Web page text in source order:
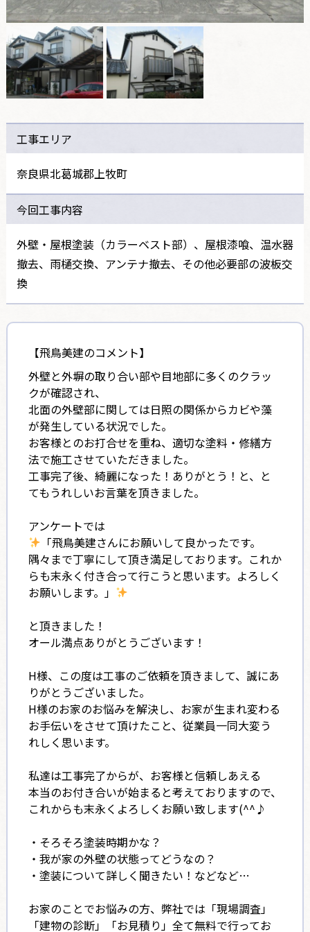
工事エリア
奈良県北葛城郡上牧町
今回工事内容
外壁・屋根塗装（カラーベスト部）、屋根漆喰、温水器
撤去、雨樋交換、アンテナ撤去、その他必要部の波板交
換
【飛鳥美建のコメント】
外壁と外塀の取り合い部や目地部に多くのクラッ
クが確認され、
北面の外壁部に関しては日照の関係からカビや藻
が発生している状況でした。
お客様とのお打合せを重ね、適切な塗料・修繕方
法で施工させていただきました。
工事完了後、綺麗になった！ありがとう！と、と
てもうれしいお言葉を頂きました。
アンケートでは
「飛鳥美建さんにお願いして良かったです。
隅々まで丁寧にして頂き満足しております。これか
らも末永く付き合って行こうと思います。よろしく
お願いします。」
と頂きました！
オール満点ありがとうございます！
H様、この度は工事のご依頼を頂きまして、誠にあ
りがとうございました。
H様のお家のお悩みを解決し、お家が生まれ変わる
お手伝いをさせて頂けたこと、従業員一同大変う
れしく思います。
私達は工事完了からが、お客様と信頼しあえる
本当のお付き合いが始まると考えておりますので、
これからも末永くよろしくお願い致します(^^♪
・そろそろ塗装時期かな？
・我が家の外壁の状態ってどうなの？
・塗装について詳しく聞きたい！などなど…
お家のことでお悩みの方、弊社では「現場調査」
「建物の診断」「お見積り」全て無料で行ってお